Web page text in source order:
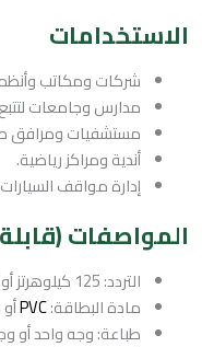
الاستخدامات
شركات ومكاتب
مدارس وجامعات
مستشفيات ومرافق
أندية ومراكز رياضية.
إدارة مواقف
المواصفات
التردد: 125 كيلوهرتز أو 13.56 ميجاهرتز (حسب الطراز).
مادة البطاقة:PVCأو
طباعة: وجه واحد أو